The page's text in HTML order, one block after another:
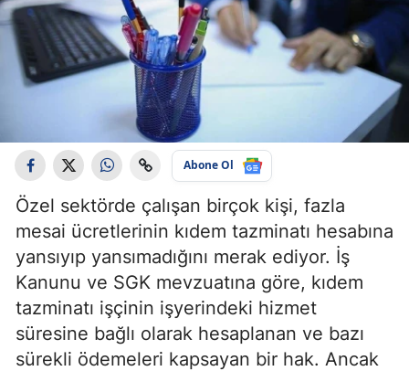
Abone Ol
Özel sektörde çalışan birçok kişi, fazla
mesai ücretlerinin kıdem tazminatı hesabına
yansıyıp yansımadığını merak ediyor. İş
Kanunu ve SGK mevzuatına göre, kıdem
tazminatı işçinin işyerindeki hizmet
süresine bağlı olarak hesaplanan ve bazı
sürekli ödemeleri kapsayan bir hak. Ancak